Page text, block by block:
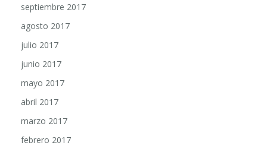
septiembre 2017
agosto 2017
julio 2017
junio 2017
mayo 2017
abril 2017
marzo 2017
febrero 2017